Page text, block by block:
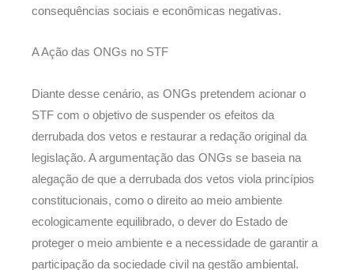
consequências sociais e econômicas negativas.
A Ação das ONGs no STF
Diante desse cenário, as ONGs pretendem acionar o
STF com o objetivo de suspender os efeitos da
derrubada dos vetos e restaurar a redação original da
legislação. A argumentação das ONGs se baseia na
alegação de que a derrubada dos vetos viola princípios
constitucionais, como o direito ao meio ambiente
ecologicamente equilibrado, o dever do Estado de
proteger o meio ambiente e a necessidade de garantir a
participação da sociedade civil na gestão ambiental.